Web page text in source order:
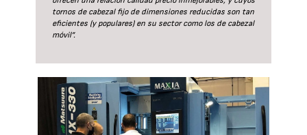
tornos de cabezal fijo de dimensiones reducidas son tan
eficientes (y populares) en su sector como los de cabezal
móvil”.